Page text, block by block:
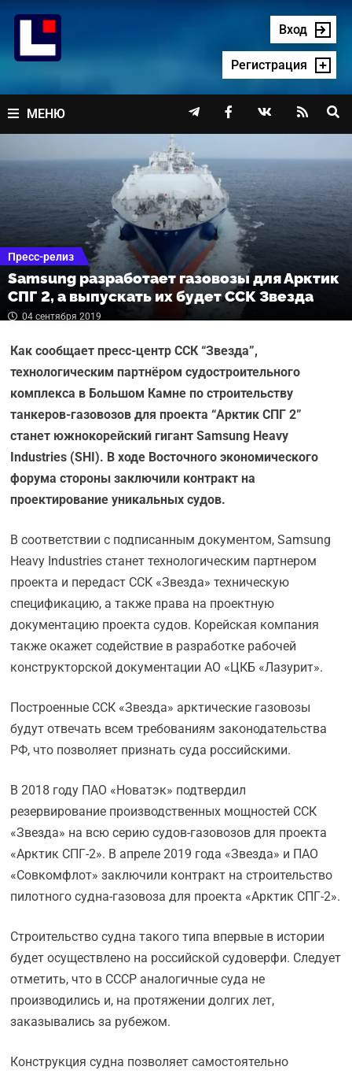
содержимому
Вход
Регистрация
МЕНЮ    
Пресс-релиз
Samsung разработает газовозы для Арктик
СПГ 2, а выпускать их будет ССК Звезда
04 сентября 2019
Как сообщает пресс-центр ССК “Звезда”,
технологическим партнёром судостроительного
комплекса в Большом Камне по строительству
танкеров-газовозов для проекта “Арктик СПГ 2”
станет южнокорейский гигант Samsung Heavy
Industries (SHI). В ходе Восточного экономического
форума стороны заключили контракт на
проектирование уникальных судов.
В соответствии с подписанным документом, Samsung
Heavy Industries станет технологическим партнером
проекта и передаст ССК «Звезда» техническую
спецификацию, а также права на проектную
документацию проекта судов. Корейская компания
также окажет содействие в разработке рабочей
конструкторской документации АО «ЦКБ «Лазурит».
Построенные ССК «Звезда» арктические газовозы
будут отвечать всем требованиям законодательства
РФ, что позволяет признать суда российскими.
В 2018 году ПАО «Новатэк» подтвердил
резервирование производственных мощностей ССК
«Звезда» на всю серию судов-газовозов для проекта
«Арктик СПГ-2». В апреле 2019 года «Звезда» и ПАО
«Совкомфлот» заключили контракт на строительство
пилотного судна-газовоза для проекта «Арктик СПГ-2».
Строительство судна такого типа впервые в истории
будет осуществлено на российской судоверфи. Следует
отметить, что в СССР аналогичные суда не
производились и, на протяжении долгих лет,
заказывались за рубежом.
Конструкция судна позволяет самостоятельно